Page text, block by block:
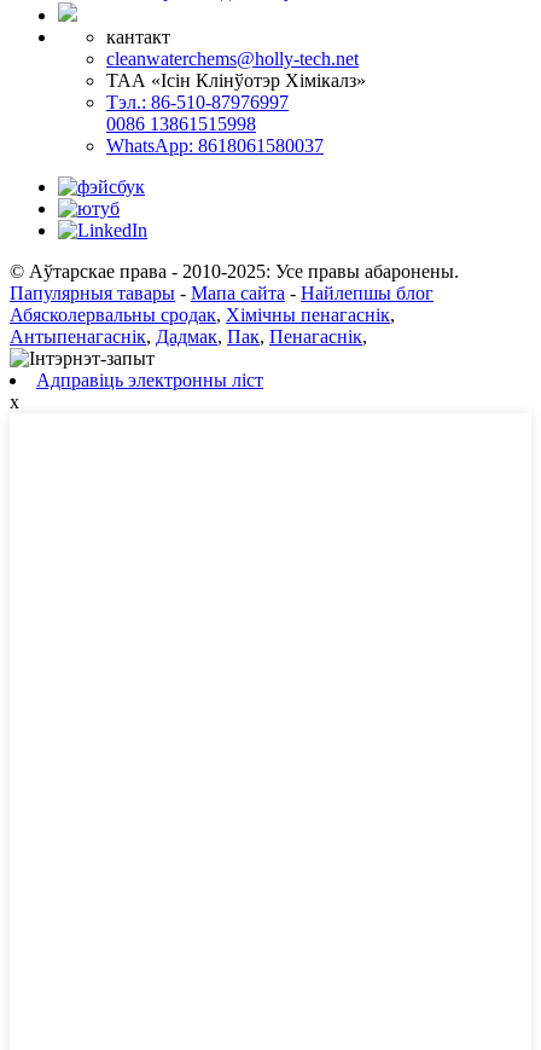
кантакт
cleanwaterchems@holly-tech.net
ТАА «Ісін Клінўотэр Хімікалз»
Тэл.: 86-510-87976997
0086 13861515998
WhatsApp: 8618061580037
© Аўтарскае права - 2010-2025: Усе правы абаронены.
Папулярныя тавары - Мапа сайта - Найлепшы блог
Абясколервальны сродак, Хімічны пенагаснік,
Антыпенагаснік, Дадмак, Пак, Пенагаснік,
Адправіць электронны ліст
x